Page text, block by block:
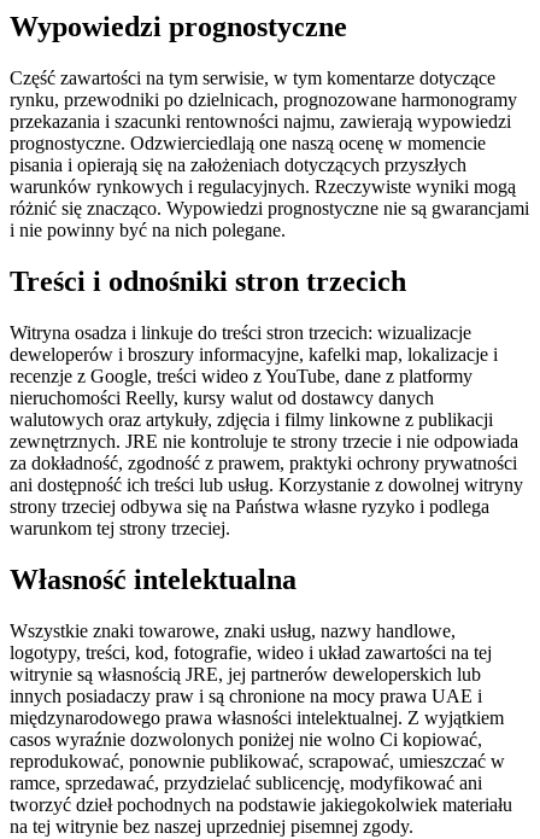
Wypowiedzi prognostyczne
Część zawartości na tym serwisie, w tym komentarze dotyczące
rynku, przewodniki po dzielnicach, prognozowane harmonogramy
przekazania i szacunki rentowności najmu, zawierają wypowiedzi
prognostyczne. Odzwierciedlają one naszą ocenę w momencie
pisania i opierają się na założeniach dotyczących przyszłych
warunków rynkowych i regulacyjnych. Rzeczywiste wyniki mogą
różnić się znacząco. Wypowiedzi prognostyczne nie są gwarancjami
i nie powinny być na nich polegane.
Treści i odnośniki stron trzecich
Witryna osadza i linkuje do treści stron trzecich: wizualizacje
deweloperów i broszury informacyjne, kafelki map, lokalizacje i
recenzje z Google, treści wideo z YouTube, dane z platformy
nieruchomości Reelly, kursy walut od dostawcy danych
walutowych oraz artykuły, zdjęcia i filmy linkowne z publikacji
zewnętrznych. JRE nie kontroluje te strony trzecie i nie odpowiada
za dokładność, zgodność z prawem, praktyki ochrony prywatności
ani dostępność ich treści lub usług. Korzystanie z dowolnej witryny
strony trzeciej odbywa się na Państwa własne ryzyko i podlega
warunkom tej strony trzeciej.
Własność intelektualna
Wszystkie znaki towarowe, znaki usług, nazwy handlowe,
logotypy, treści, kod, fotografie, wideo i układ zawartości na tej
witrynie są własnością JRE, jej partnerów deweloperskich lub
innych posiadaczy praw i są chronione na mocy prawa UAE i
międzynarodowego prawa własności intelektualnej. Z wyjątkiem
casos wyraźnie dozwolonych poniżej nie wolno Ci kopiować,
reprodukować, ponownie publikować, scrapować, umieszczać w
ramce, sprzedawać, przydzielać sublicencję, modyfikować ani
tworzyć dzieł pochodnych na podstawie jakiegokolwiek materiału
na tej witrynie bez naszej uprzedniej pisemnej zgody.